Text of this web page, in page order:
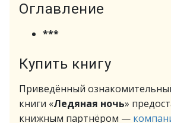
Оглавление
***
Купить книгу
Приведённый
книги «Ледяная ночь»
книжным партнёром —